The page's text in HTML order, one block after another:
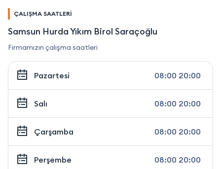
ÇALIŞMA SAATLERİ
Samsun Hurda Yıkım Birol Saraçoğlu
Firmamızın çalışma saatleri
Pazartesi 08:00 20:00
Salı 08:00 20:00
Çarşamba 08:00 20:00
Perşembe 08:00 20:00